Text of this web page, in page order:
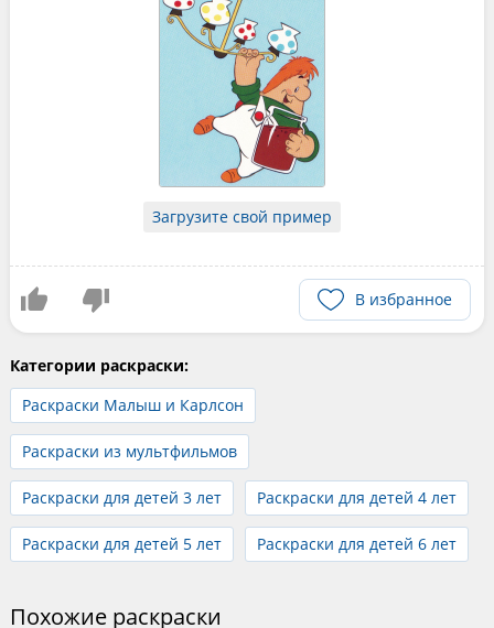
Загрузите свой пример
В избранное
Категории раскраски:
Раскраски Малыш и Карлсон
Раскраски из мультфильмов
Раскраски для детей 3 лет Раскраски для детей 4 лет
Раскраски для детей 5 лет Раскраски для детей 6 лет
Похожие раскраски